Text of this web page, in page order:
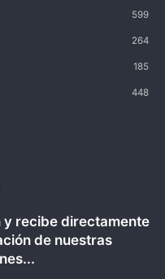
599
264
185
448
y recibe directamente
de nuestras